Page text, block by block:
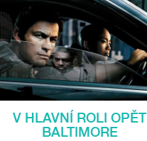
V HLAVNÍ ROLI OPĚT
BALTIMORE